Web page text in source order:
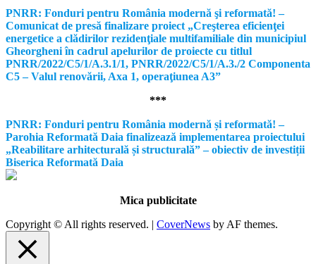
PNRR: Fonduri pentru România modernă şi reformată! –
Comunicat de presă finalizare proiect „Creşterea eficienţei
energetice a clădirilor rezidenţiale multifamiliale din municipiul
Gheorgheni în cadrul apelurilor de proiecte cu titlul
PNRR/2022/C5/1/A.3.1/1, PNRR/2022/C5/1/A.3./2 Componenta
C5 – Valul renovării, Axa 1, operaţiunea A3”
***
PNRR: Fonduri pentru România modernă și reformată! –
Parohia Reformată Daia finalizează implementarea proiectului
„Reabilitare arhitecturală și structurală” – obiectiv de investiții
Biserica Reformată Daia
Mica publicitate
Copyright © All rights reserved. | CoverNews by AF themes.